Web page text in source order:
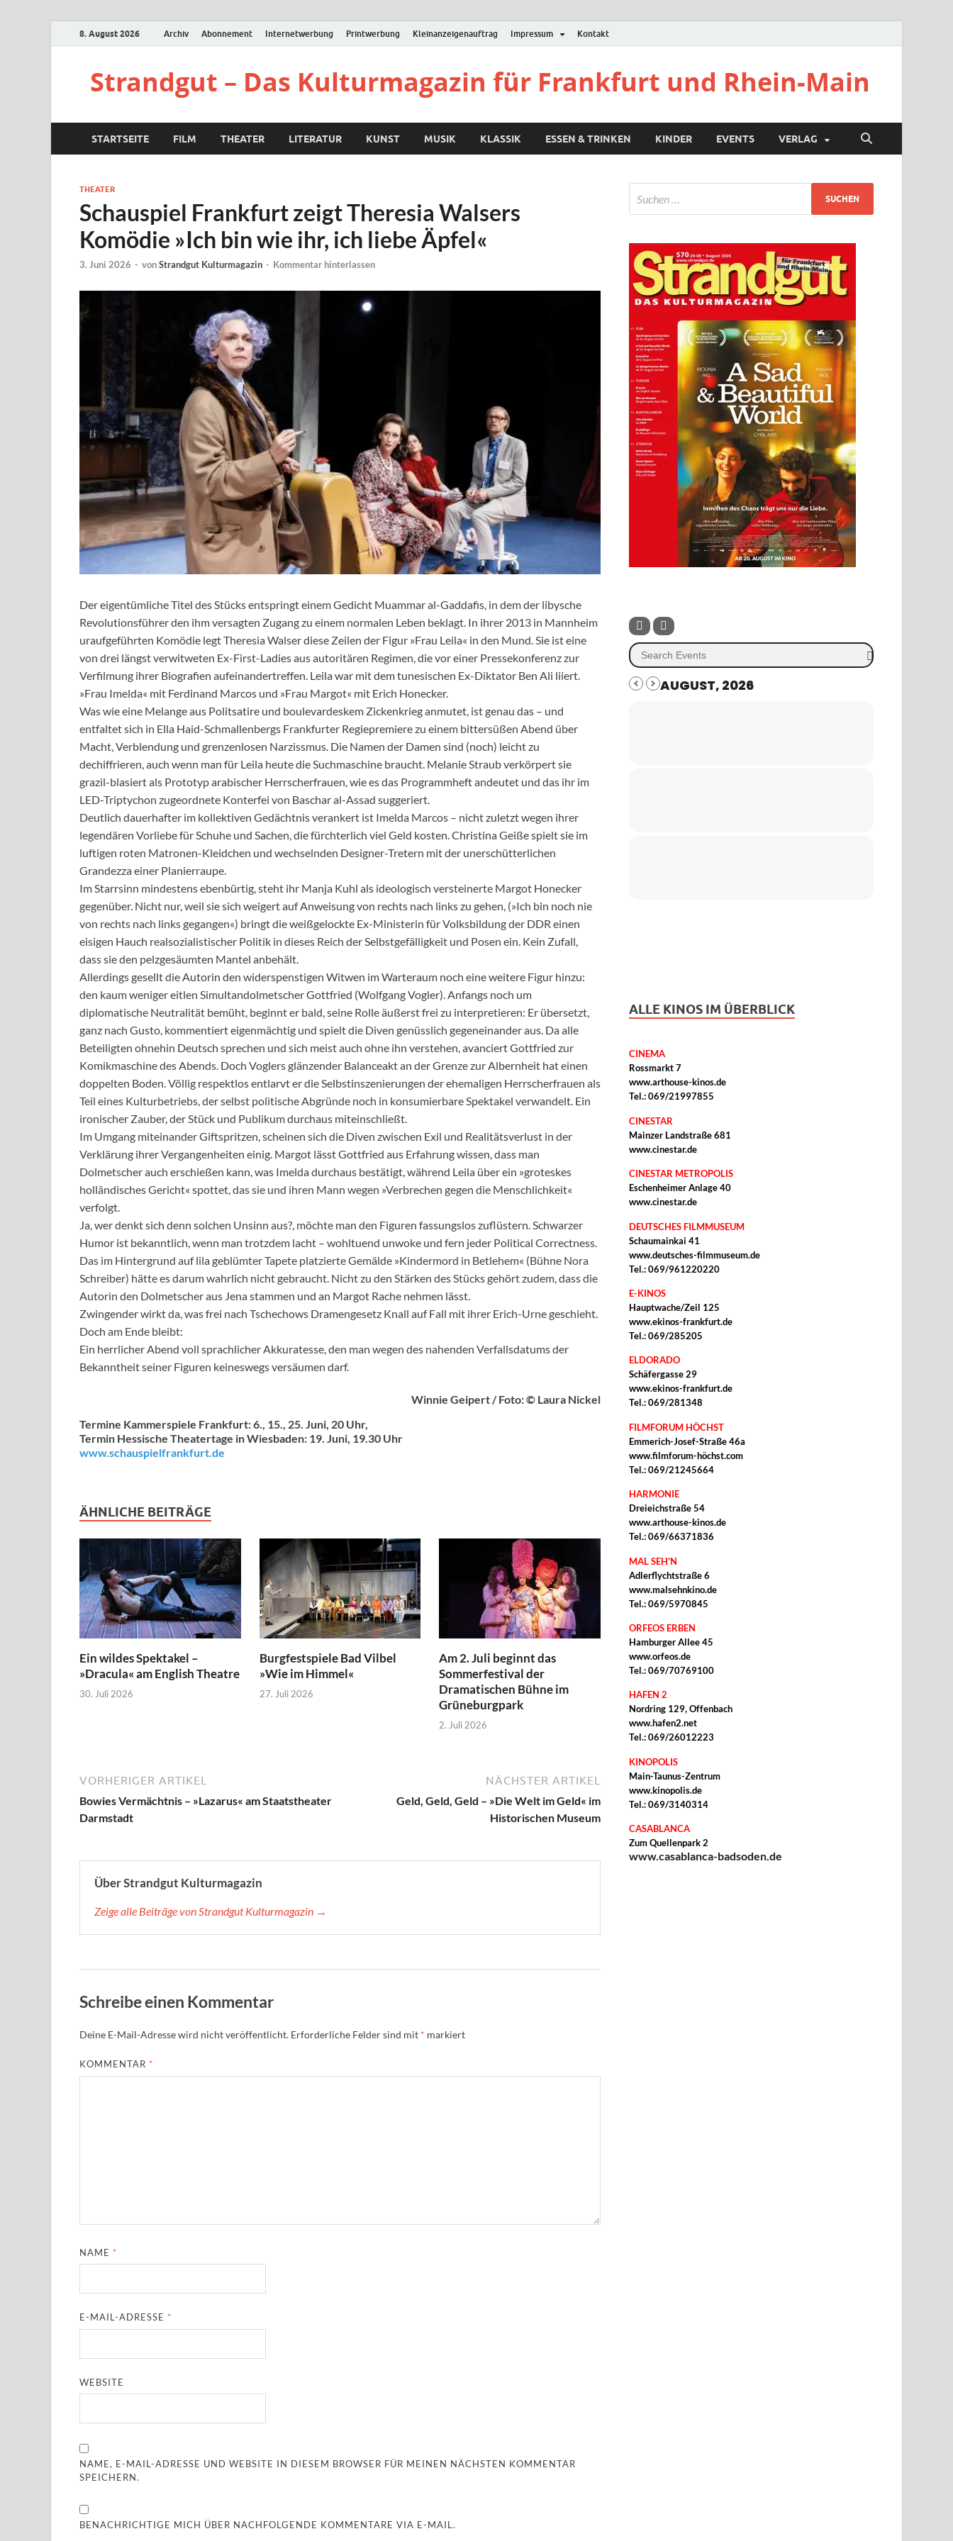
8. August 2026 Archiv Abonnement Internetwerbung Printwerbung Kleinanzeigenauftrag Impressum Kontakt
Strandgut – Das Kulturmagazin für Frankfurt und Rhein-Main
STARTSEITE FILM THEATER LITERATUR KUNST MUSIK KLASSIK ESSEN & TRINKEN KINDER EVENTS VERLAG
THEATER
Schauspiel Frankfurt zeigt Theresia Walsers
Komödie »Ich bin wie ihr, ich liebe Äpfel«
3. Juni 2026 - vonStrandgut Kulturmagazin - Kommentar hinterlassen
Der eigentümliche Titel des Stücks entspringt einem Gedicht Muammar al-Gaddafis, in dem der libysche
Revolutionsführer den ihm versagten Zugang zu einem normalen Leben beklagt. In ihrer 2013 in Mannheim
uraufgeführten Komödie legt Theresia Walser diese Zeilen der Figur »Frau Leila« in den Mund. Sie ist eine
von drei längst verwitweten Ex-First-Ladies aus autoritären Regimen, die vor einer Pressekonferenz zur
Verfilmung ihrer Biografien aufeinandertreffen. Leila war mit dem tunesischen Ex-Diktator Ben Ali liiert.
»Frau Imelda« mit Ferdinand Marcos und »Frau Margot« mit Erich Honecker.
Was wie eine Melange aus Politsatire und boulevardeskem Zickenkrieg anmutet, ist genau das – und
entfaltet sich in Ella Haid-Schmallenbergs Frankfurter Regiepremiere zu einem bittersüßen Abend über
Macht, Verblendung und grenzenlosen Narzissmus. Die Namen der Damen sind (noch) leicht zu
dechiffrieren, auch wenn man für Leila heute die Suchmaschine braucht. Melanie Straub verkörpert sie
grazil-blasiert als Prototyp arabischer Herrscherfrauen, wie es das Programmheft andeutet und das ihr im
LED-Triptychon zugeordnete Konterfei von Baschar al-Assad suggeriert.
Deutlich dauerhafter im kollektiven Gedächtnis verankert ist Imelda Marcos – nicht zuletzt wegen ihrer
legendären Vorliebe für Schuhe und Sachen, die fürchterlich viel Geld kosten. Christina Geiße spielt sie im
luftigen roten Matronen-Kleidchen und wechselnden Designer-Tretern mit der unerschütterlichen
Grandezza einer Planierraupe.
Im Starrsinn mindestens ebenbürtig, steht ihr Manja Kuhl als ideologisch versteinerte Margot Honecker
gegenüber. Nicht nur, weil sie sich weigert auf Anweisung von rechts nach links zu gehen, (»Ich bin noch nie
von rechts nach links gegangen«) bringt die weißgelockte Ex-Ministerin für Volksbildung der DDR einen
eisigen Hauch realsozialistischer Politik in dieses Reich der Selbstgefälligkeit und Posen ein. Kein Zufall,
dass sie den pelzgesäumten Mantel anbehält.
Allerdings gesellt die Autorin den widerspenstigen Witwen im Warteraum noch eine weitere Figur hinzu:
den kaum weniger eitlen Simultandolmetscher Gottfried (Wolfgang Vogler). Anfangs noch um
diplomatische Neutralität bemüht, beginnt er bald, seine Rolle äußerst frei zu interpretieren: Er übersetzt,
ganz nach Gusto, kommentiert eigenmächtig und spielt die Diven genüsslich gegeneinander aus. Da alle
Beteiligten ohnehin Deutsch sprechen und sich meist auch ohne ihn verstehen, avanciert Gottfried zur
Komikmaschine des Abends. Doch Voglers glänzender Balanceakt an der Grenze zur Albernheit hat einen
doppelten Boden. Völlig respektlos entlarvt er die Selbstinszenierungen der ehemaligen Herrscherfrauen als
Teil eines Kulturbetriebs, der selbst politische Abgründe noch in konsumierbare Spektakel verwandelt. Ein
ironischer Zauber, der Stück und Publikum durchaus miteinschließt.
Im Umgang miteinander Giftspritzen, scheinen sich die Diven zwischen Exil und Realitätsverlust in der
Verklärung ihrer Vergangenheiten einig. Margot lässt Gottfried aus Erfahrung wissen, dass man
Dolmetscher auch erschießen kann, was Imelda durchaus bestätigt, während Leila über ein »groteskes
holländisches Gericht« spottet, das sie und ihren Mann wegen »Verbrechen gegen die Menschlichkeit«
verfolgt.
Ja, wer denkt sich denn solchen Unsinn aus?, möchte man den Figuren fassungslos zuflüstern. Schwarzer
Humor ist bekanntlich, wenn man trotzdem lacht – wohltuend unwoke und fern jeder Political Correctness.
Das im Hintergrund auf lila geblümter Tapete platzierte Gemälde »Kindermord in Betlehem« (Bühne Nora
Schreiber) hätte es darum wahrlich nicht gebraucht. Nicht zu den Stärken des Stücks gehört zudem, dass die
Autorin den Dolmetscher aus Jena stammen und an Margot Rache nehmen lässt.
Zwingender wirkt da, was frei nach Tschechows Dramengesetz Knall auf Fall mit ihrer Erich-Urne geschieht.
Doch am Ende bleibt:
Ein herrlicher Abend voll sprachlicher Akkuratesse, den man wegen des nahenden Verfallsdatums der
Bekanntheit seiner Figuren keineswegs versäumen darf.
Winnie Geipert / Foto: © Laura Nickel
Termine Kammerspiele Frankfurt: 6., 15., 25. Juni, 20 Uhr,
Termin Hessische Theatertage in Wiesbaden: 19. Juni, 19.30 Uhr
www.schauspielfrankfurt.de
ÄHNLICHE BEITRÄGE
Ein wildes Spektakel –
»Dracula« am English Theatre
30. Juli 2026
Burgfestspiele Bad Vilbel
»Wie im Himmel«
27. Juli 2026
Am 2. Juli beginnt das
Sommerfestival der
Dramatischen Bühne im
Grüneburgpark
2. Juli 2026
VORHERIGER ARTIKEL
Bowies Vermächtnis – »Lazarus« am Staatstheater
Darmstadt
NÄCHSTER ARTIKEL
Geld, Geld, Geld – »Die Welt im Geld« im
Historischen Museum
Über Strandgut Kulturmagazin
Zeige alle Beiträge von Strandgut Kulturmagazin →
Schreibe einen Kommentar
Deine E-Mail-Adresse wird nicht veröffentlicht. Erforderliche Felder sind mit * markiert
KOMMENTAR *
NAME *
E-MAIL-ADRESSE *
WEBSITE
NAME, E-MAIL-ADRESSE UND WEBSITE IN DIESEM BROWSER FÜR MEINEN NÄCHSTEN KOMMENTAR
SPEICHERN.
BENACHRICHTIGE MICH ÜBER NACHFOLGENDE KOMMENTARE VIA E-MAIL.
AUGUST, 2026
ALLE KINOS IM ÜBERBLICK
CINEMA
Rossmarkt 7
www.arthouse-kinos.de
Tel.: 069/21997855
CINESTAR
Mainzer Landstraße 681
www.cinestar.de
CINESTAR METROPOLIS
Eschenheimer Anlage 40
www.cinestar.de
DEUTSCHES FILMMUSEUM
Schaumainkai 41
www.deutsches-filmmuseum.de
Tel.: 069/961220220
E-KINOS
Hauptwache/Zeil 125
www.ekinos-frankfurt.de
Tel.: 069/285205
ELDORADO
Schäfergasse 29
www.ekinos-frankfurt.de
Tel.: 069/281348
FILMFORUM HÖCHST
Emmerich-Josef-Straße 46a
www.filmforum-höchst.com
Tel.: 069/21245664
HARMONIE
Dreieichstraße 54
www.arthouse-kinos.de
Tel.: 069/66371836
MAL SEH'N
Adlerflychtstraße 6
www.malsehnkino.de
Tel.: 069/5970845
ORFEOS ERBEN
Hamburger Allee 45
www.orfeos.de
Tel.: 069/70769100
HAFEN 2
Nordring 129, Offenbach
www.hafen2.net
Tel.: 069/26012223
KINOPOLIS
Main-Taunus-Zentrum
www.kinopolis.de
Tel.: 069/3140314
CASABLANCA
Zum Quellenpark 2
www.casablanca-badsoden.de